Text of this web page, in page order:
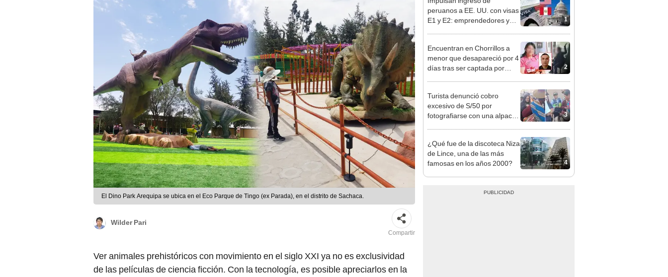
El Dino Park Arequipa se ubica en el Eco Parque de Tingo (ex Parada), en el distrito de Sachaca.
Wilder Pari
Compartir
Ver animales prehistóricos con movimiento en el siglo XXI ya no es exclusividad
de las películas de ciencia ficción. Con la tecnología, es posible apreciarlos en la
1
peruanos a EE. UU. con visas
E1 y E2: emprendedores y
2
Encuentran en Chorrillos a
menor que desapareció por 4
días tras ser captada por
3
Turista denunció cobro
excesivo de S/50 por
fotografiarse con una alpaca
4
¿Qué fue de la discoteca Niza
de Lince, una de las más
famosas en los años 2000?